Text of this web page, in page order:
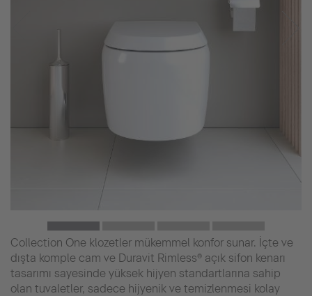
Collection One klozetler mükemmel konfor sunar. İçte ve
dışta komple cam ve Duravit Rimless® açık sifon kenarı
tasarımı sayesinde yüksek hijyen standartlarına sahip
olan tuvaletler, sadece hijyenik ve temizlenmesi kolay